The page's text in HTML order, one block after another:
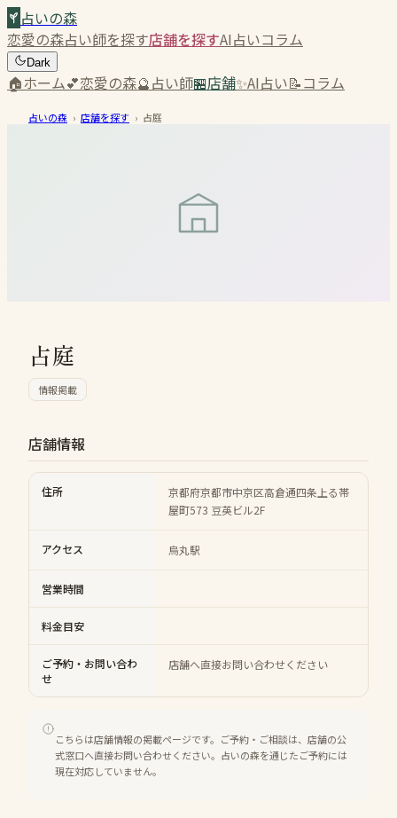
占いの森
恋愛の森占い師を探す店舗を探すAI占いコラム
Dark
🏠ホーム💕恋愛の森🔮占い師🏪店舗✨AI占い📝コラム
占いの森 › 店舗を探す › 占庭
占庭
情報掲載
店舗情報
住所
京都府京都市中京区高倉通四条上る帯
屋町573 豆英ビル2F
アクセス 烏丸駅
営業時間
料金目安
ご予約・お問い合わ
せ
店舗へ直接お問い合わせください
こちらは店舗情報の掲載ページです。ご予約・ご相談は、店舗の公
式窓口へ直接お問い合わせください。占いの森を通じたご予約には
現在対応していません。